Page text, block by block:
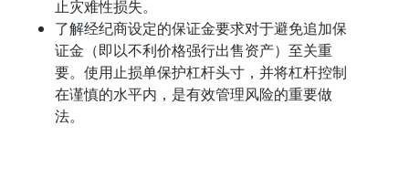
止灾难性损失。
了解经纪商设定的保证金要求对于避免追加保
证金（即以不利价格强行出售资产）至关重
要。使用止损单保护杠杆头寸，并将杠杆控制
在谨慎的水平内，是有效管理风险的重要做
法。